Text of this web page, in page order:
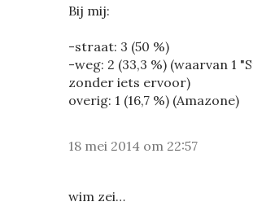
Bij mij:
-straat: 3 (50 %)
-weg: 2 (33,3 %) (waarvan 1
zonder iets ervoor)
overig: 1 (16,7 %) (Amazone)
18 mei 2014 om 22:57
wim zei…